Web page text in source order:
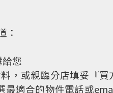
：
您
，或親臨分店填妥『買
最適合的物件電話或